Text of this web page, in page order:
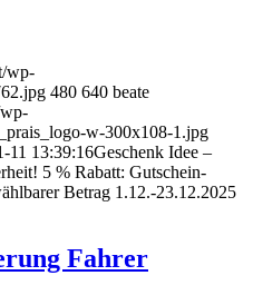
wp-
480 640 beate
w-300x108-1.jpg
11 13:39:16Geschenk Idee –
5 % Rabatt: Gutschein-
Betrag 1.12.-23.12.2025
Fahrer